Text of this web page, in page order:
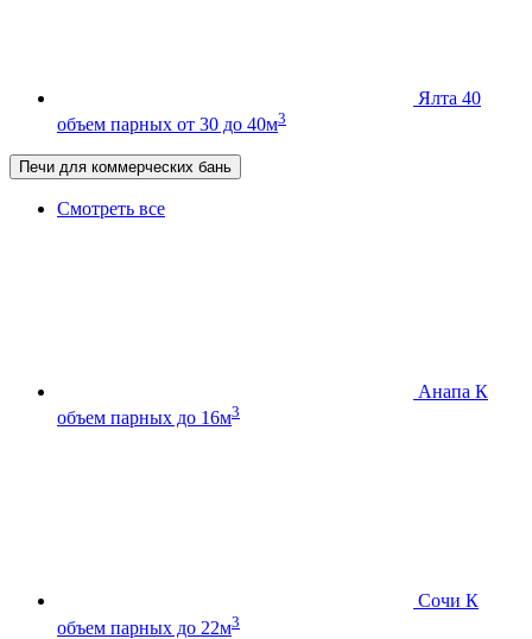
Ялта 40
объем парных от 30 до 40м3
Печи для коммерческих бань
Смотреть все
Анапа К
объем парных до 16м3
Сочи К
объем парных до 22м3